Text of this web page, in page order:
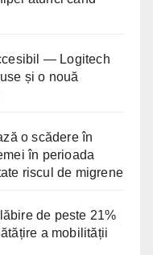
— Logitech
și o nouă
o scădere în
în perioada
riscul de migrene
de peste 21%
a mobilității